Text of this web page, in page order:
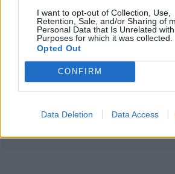
I want to opt-out of Collection, Use,
Retention, Sale, and/or Sharing of
Personal Data that Is Unrelated
Purposes for which it was collected.
Opted Out
CONFIRM
Data Deletion Data Access